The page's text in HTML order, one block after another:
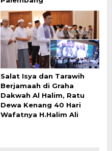
Salat Isya dan Tarawih
Berjamaah di Graha
Dakwah Al Halim, Ratu
Dewa Kenang 40 Hari
Wafatnya H.Halim Ali